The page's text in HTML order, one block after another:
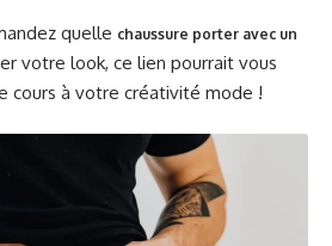
quelle chaussure porter avec un
votre look, ce lien pourrait vous
cours à votre créativité mode !